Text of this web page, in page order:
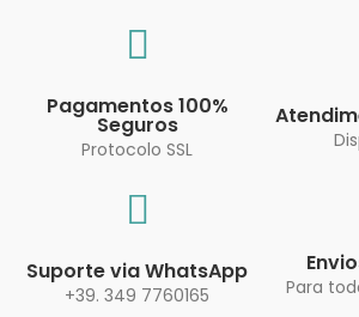
Pagamentos 100%
Seguros
Protocolo SSL
Suporte via WhatsApp
+39. 349 7760165 Para